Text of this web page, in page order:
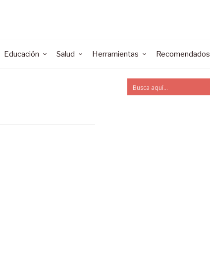
Educación Salud Herramientas Recomendados